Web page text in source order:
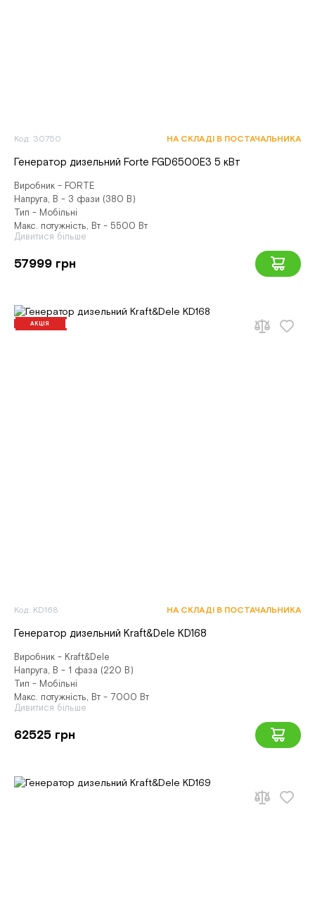
Код: 30750 НА СКЛАДІ В ПОСТАЧАЛЬНИКА
Генератор дизельний Forte FGD6500E3 5 кВт
Виробник - FORTE
Напруга, В - 3 фази (380 В)
Тип - Мобільні
Макс. потужність, Вт - 5500 Вт
Дивитися більше
57999 грн
АКЦІЯ
Код: KD168 НА СКЛАДІ В ПОСТАЧАЛЬНИКА
Генератор дизельний Kraft&Dele KD168
Виробник - Kraft&Dele
Напруга, В - 1 фаза (220 В)
Тип - Мобільні
Макс. потужність, Вт - 7000 Вт
Дивитися більше
62525 грн